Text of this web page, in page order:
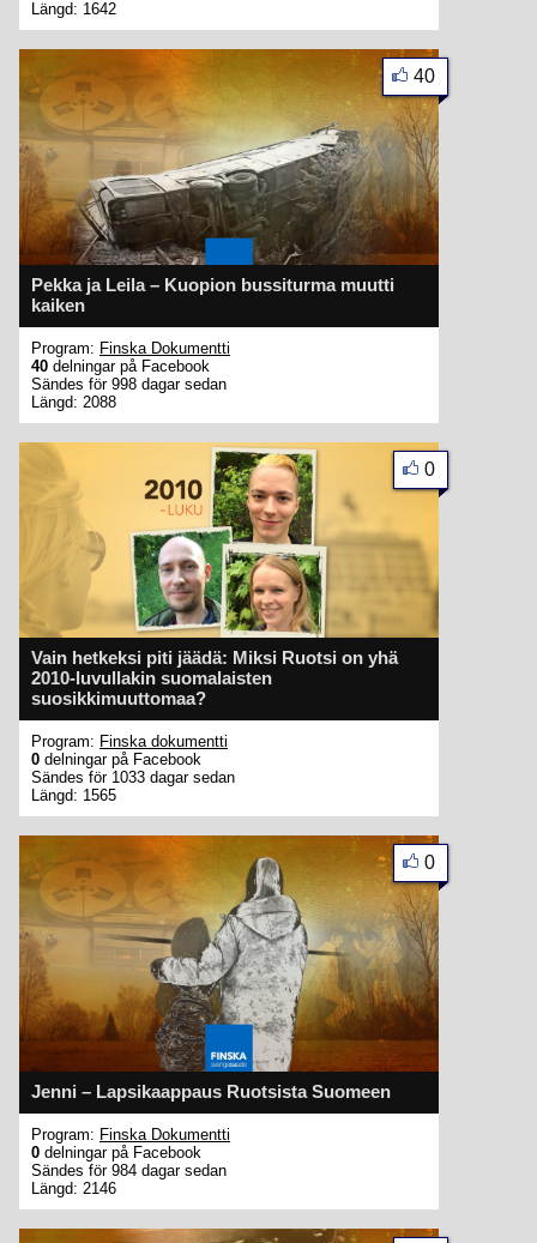
Längd: 1642
Pekka ja Leila – Kuopion bussiturma muutti
kaiken
40
Program: Finska Dokumentti
40 delningar på Facebook
Sändes för 998 dagar sedan
Längd: 2088
Vain hetkeksi piti jäädä: Miksi Ruotsi on yhä
2010-luvullakin suomalaisten
suosikkimuuttomaa?
0
Program: Finska dokumentti
0 delningar på Facebook
Sändes för 1033 dagar sedan
Längd: 1565
Jenni – Lapsikaappaus Ruotsista Suomeen
0
Program: Finska Dokumentti
0 delningar på Facebook
Sändes för 984 dagar sedan
Längd: 2146